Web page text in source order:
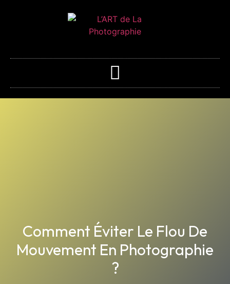
Comment Éviter Le Flou De
Mouvement En Photographie
?